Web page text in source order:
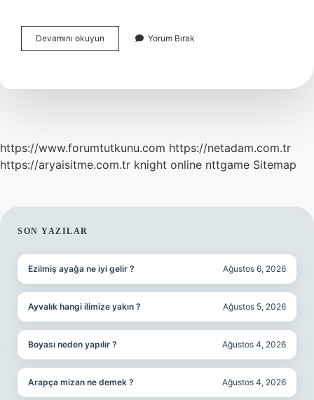
Devamını okuyun
Ne
Yorum Bırak
https://www.forumtutkunu.com https://netadam.com.tr
https://aryaisitme.com.tr knight online nttgame Sitemap
SIDEBAR
SON YAZILAR
Ezilmiş ayağa ne iyi gelir ? Ağustos 6, 2026
Ayvalık hangi ilimize yakın ? Ağustos 5, 2026
Boyası neden yapılır ? Ağustos 4, 2026
Arapça mizan ne demek ? Ağustos 4, 2026